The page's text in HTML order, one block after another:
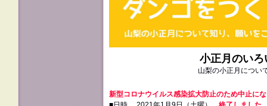
小正月のい
山梨の小正月につい
新型コロナウイルス感染拡大防止のため中止に